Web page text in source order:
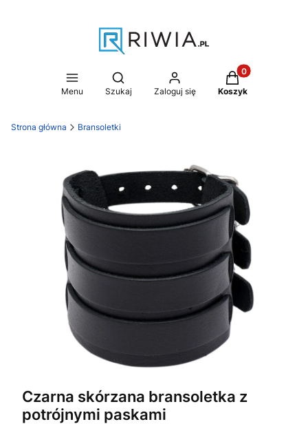
Menu
Otwórz wyszukiwarkę
Szukaj Zaloguj się
Produkty w
Koszyk
Strona główna Bransoletki
Czarna skórzana bransoletka z
potrójnymi paskami